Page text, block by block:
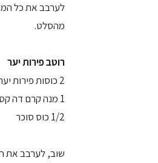
מהסלט.
רוטב פירות יער
2 כוסות פירות יער, אוכמניות, תות שחור, תות אדום
1 מנה קרם דה קסיס
1/2 כוס סוכר
שוב, לערבב את המרכיבים כ 4 שעות